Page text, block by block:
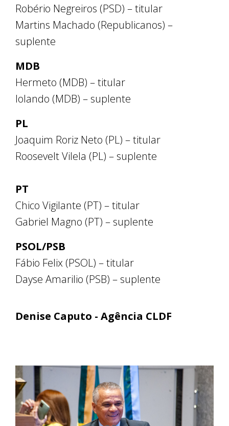
Robério Negreiros (PSD) – titular
Martins Machado (Republicanos) –
suplente
MDB
Hermeto (MDB) – titular
Iolando (MDB) – suplente
PL
Joaquim Roriz Neto (PL) – titular
Roosevelt Vilela (PL) – suplente
PT
Chico Vigilante (PT) – titular
Gabriel Magno (PT) – suplente
PSOL/PSB
Fábio Felix (PSOL) – titular
Dayse Amarilio (PSB) – suplente
Denise Caputo - Agência CLDF